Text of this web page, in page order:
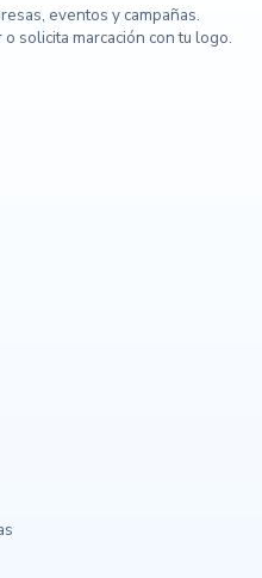
eventos y campañas.
solicita marcación con tu logo.